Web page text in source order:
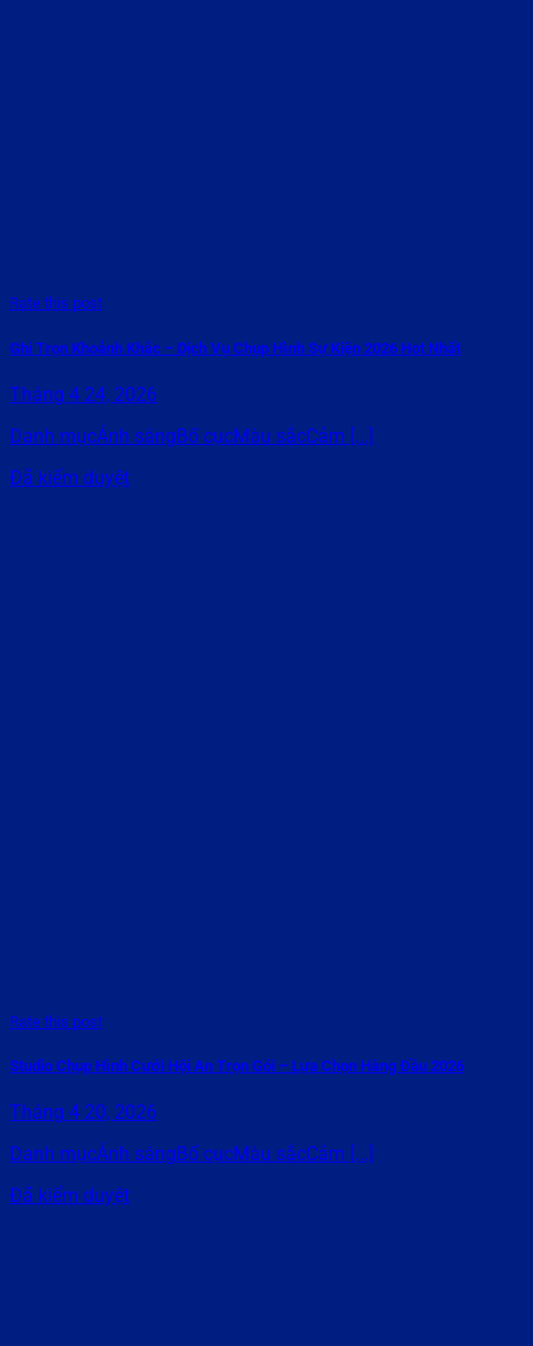
Rate this post
Ghi Trọn Khoảnh Khắc – Dịch Vụ Chụp Hình Sự Kiện 2026 Hot Nhất
Tháng 4 24, 2026
Danh mụcÁnh sángBố cụcMàu sắcCảm [...]
Đã kiểm duyệt
Rate this post
Studio Chụp Hình Cưới Hội An Trọn Gói – Lựa Chọn Hàng Đầu 2026
Tháng 4 20, 2026
Danh mụcÁnh sángBố cụcMàu sắcCảm [...]
Đã kiểm duyệt